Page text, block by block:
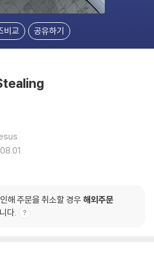
비교 공유하기
해 주문을 취소할 경우 해외주문
다.